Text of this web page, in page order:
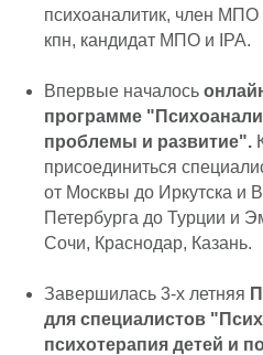
психоаналитик, член
кпн, кандидат МПО и IPA.
Впервые началось
программе
проблемы и развитие".
присоединиться
от Москвы до Иркутска и
Петербурга до Турции и
Сочи, Краснодар, Казань.
Завершилась 3-х летняя
для специалистов
психотерапия детей и